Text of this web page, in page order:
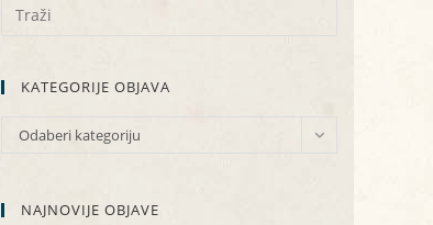
KATEGORIJE OBJAVA
KATEGORIJE
Odaberi kategoriju
NAJNOVIJE OBJAVE